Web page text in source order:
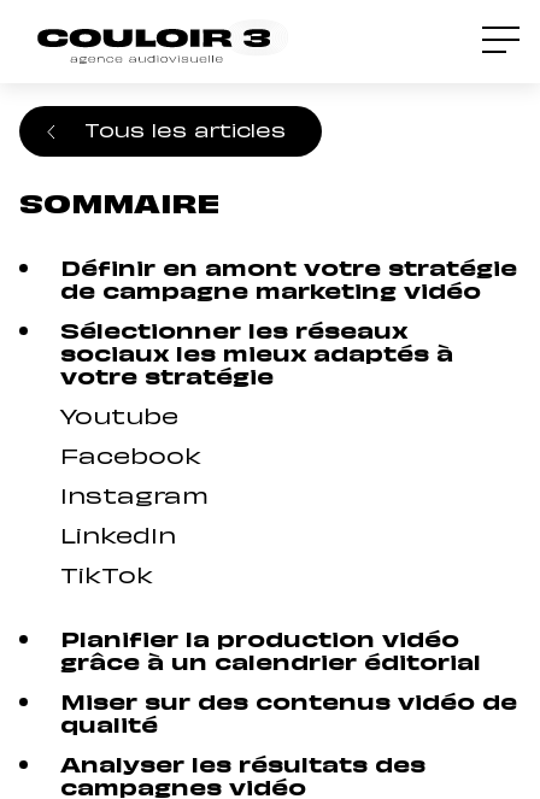
Accueil/ Blog/Campagnes vidéo et réseaux
sociaux : stratégie gagnante en 2023
Tous les articles
SOMMAIRE
Définir en amont votre stratégie
de campagne marketing vidéo
Sélectionner les réseaux
sociaux les mieux adaptés à
votre stratégie
Youtube
Facebook
Instagram
LinkedIn
TikTok
Planifier la production vidéo
grâce à un calendrier éditorial
Miser sur des contenus vidéo de
qualité
Analyser les résultats des
campagnes vidéo